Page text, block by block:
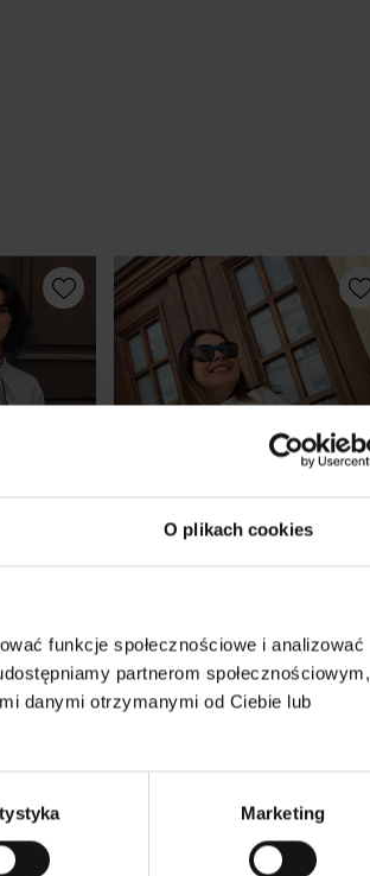
O plikach cookies
funkcje społecznościowe i analizować
partnerom społecznościowym,
danymi otrzymanymi od Ciebie lub
Marketing
Białe Wdzianko bez zapięcia
z raglanowym rękawem 3/4
Iren White